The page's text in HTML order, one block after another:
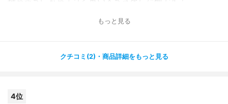
耐久性や防虫効果を上げる燻し作業を施した丈夫な櫛だそ
使い心地はプラスチック櫛とはやはり全く違い、サラサラ
とてもお高い櫛なので自分では絶対に購入できませんが
もっと見る
クチコミ(2)・商品詳細をもっと見る
4位